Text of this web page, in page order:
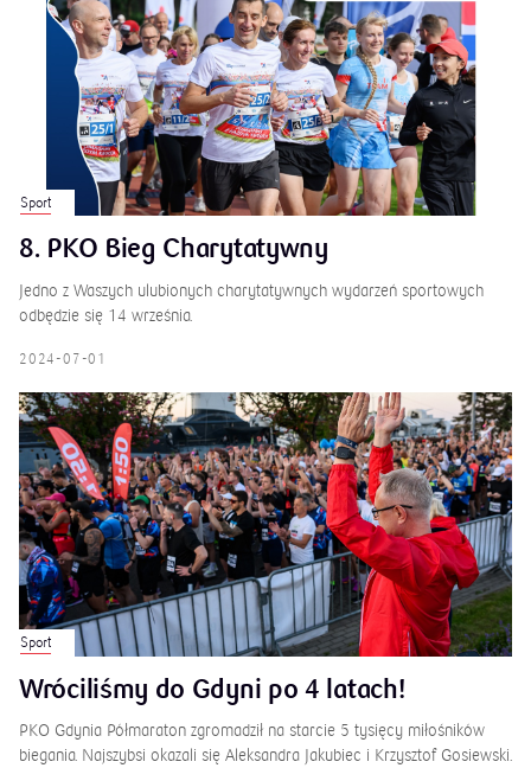
Sport
8. PKO Bieg Charytatywny
Jedno z Waszych ulubionych charytatywnych wydarzeń sportowych
odbędzie się 14 września.
2024-07-01
Sport
Wróciliśmy do Gdyni po 4 latach!
PKO Gdynia Półmaraton zgromadził na starcie 5 tysięcy miłośników
biegania. Najszybsi okazali się Aleksandra Jakubiec i Krzysztof Gosiewski.